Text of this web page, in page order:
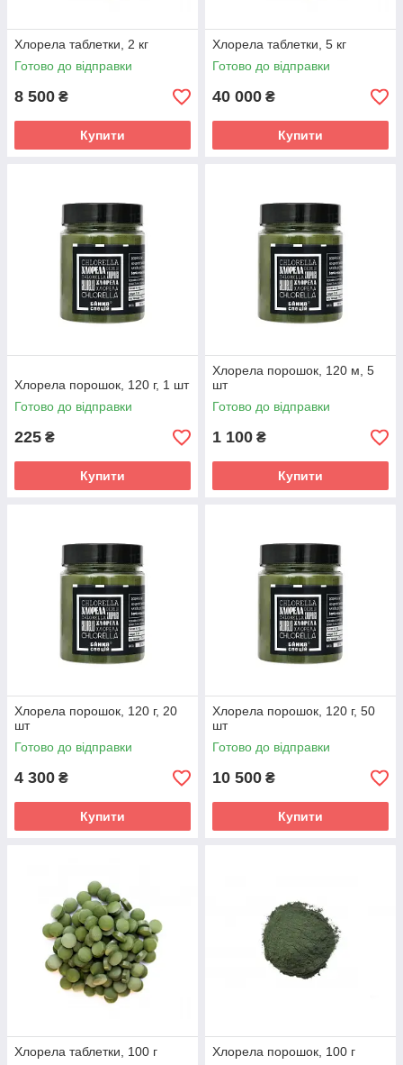
Хлорела таблетки, 2 кг
Готово до відправки
8 500 ₴
Купити
Хлорела таблетки, 5 кг
Готово до відправки
40 000 ₴
Купити
Хлорела порошок, 120 г, 1 шт
Готово до відправки
225 ₴
Купити
Хлорела порошок, 120 м, 5
шт
Готово до відправки
1 100 ₴
Купити
Хлорела порошок, 120 г, 20
шт
Готово до відправки
4 300 ₴
Купити
Хлорела порошок, 120 г, 50
шт
Готово до відправки
10 500 ₴
Купити
Хлорела таблетки, 100 г
Хлорела порошок, 100 г